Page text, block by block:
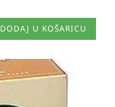
DODAJ U KOŠARICU